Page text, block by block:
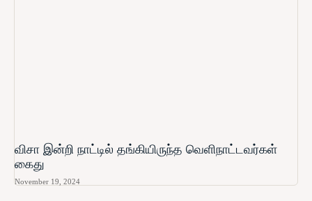
விசா இன்றி நாட்டில் தங்கியிருந்த வெளிநாட்டவர்கள்
கைது
November 19, 2024